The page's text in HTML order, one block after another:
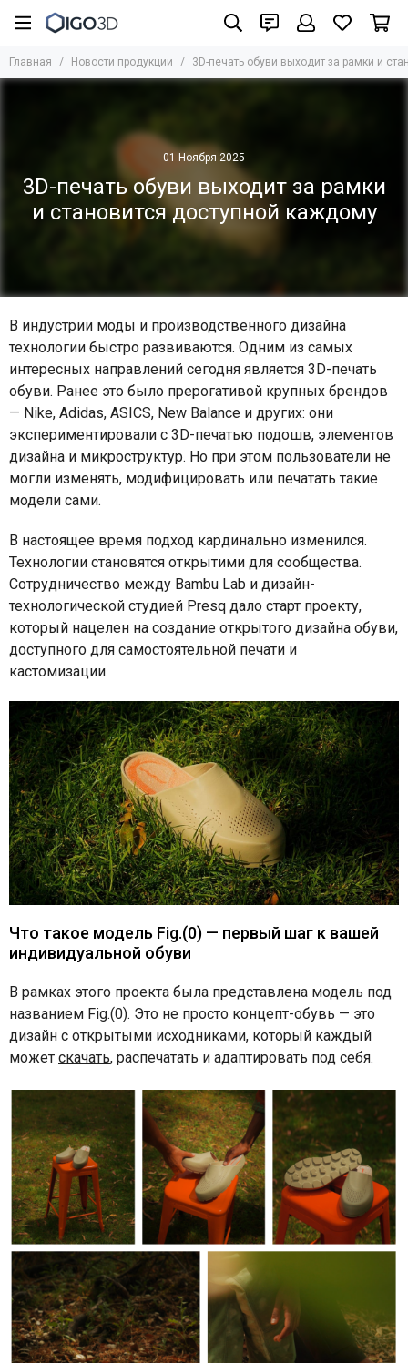
Главная Новости продукции 3D-печать обуви выходит за рамки и
01 Ноября 2025
3D-печать обуви выходит за рамки
и становится доступной каждому
В индустрии моды и производственного дизайна
технологии быстро развиваются. Одним из самых
интересных направлений сегодня является 3D-печать
обуви. Ранее это было прерогативой крупных брендов
— Nike, Adidas, ASICS, New Balance и других: они
экспериментировали с 3D-печатью подошв, элементов
дизайна и микроструктур. Но при этом пользователи не
могли изменять, модифицировать или печатать такие
модели сами.
В настоящее время подход кардинально изменился.
Технологии становятся открытими для сообщества.
Сотрудничество между Bambu Lab и дизайн-
технологической студией Presq дало старт проекту,
который нацелен на создание открытого дизайна обуви,
доступного для самостоятельной печати и
кастомизации.
Что такое модель Fig.(0) — первый шаг к вашей
индивидуальной обуви
В рамках этого проекта была представлена модель под
названием Fig.(0). Это не просто концепт-обувь — это
дизайн с открытыми исходниками, который каждый
может скачать, распечатать и адаптировать под себя.